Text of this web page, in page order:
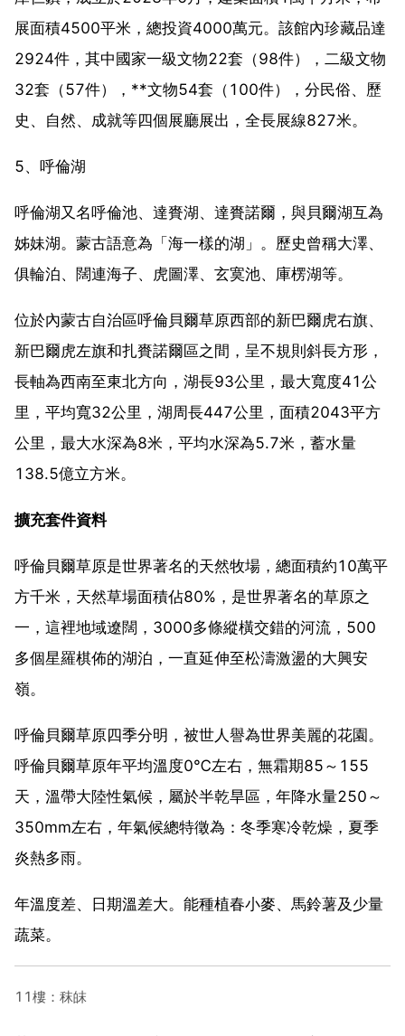
展面積4500平米，總投資4000萬元。該館內珍藏品達
2924件，其中國家一級文物22套（98件），二級文物
32套（57件），**文物54套（100件），分民俗、歷
史、自然、成就等四個展廳展出，全長展線827米。
5、呼倫湖
呼倫湖又名呼倫池、達賚湖、達賚諾爾，與貝爾湖互為
姊妹湖。蒙古語意為「海一樣的湖」。歷史曾稱大澤、
俱輪泊、闊連海子、虎圖澤、玄寞池、庫楞湖等。
位於內蒙古自治區呼倫貝爾草原西部的新巴爾虎右旗、
新巴爾虎左旗和扎賚諾爾區之間，呈不規則斜長方形，
長軸為西南至東北方向，湖長93公里，最大寬度41公
里，平均寬32公里，湖周長447公里，面積2043平方
公里，最大水深為8米，平均水深為5.7米，蓄水量
138.5億立方米。
擴充套件資料
呼倫貝爾草原是世界著名的天然牧場，總面積約10萬平
方千米，天然草場面積佔80%，是世界著名的草原之
一，這裡地域遼闊，3000多條縱橫交錯的河流，500
多個星羅棋佈的湖泊，一直延伸至松濤激盪的大興安
嶺。
呼倫貝爾草原四季分明，被世人譽為世界美麗的花園。
呼倫貝爾草原年平均溫度0℃左右，無霜期85～155
天，溫帶大陸性氣候，屬於半乾旱區，年降水量250～
350mm左右，年氣候總特徵為：冬季寒冷乾燥，夏季
炎熱多雨。
年溫度差、日期溫差大。能種植春小麥、馬鈴薯及少量
蔬菜。
11樓：秣皌